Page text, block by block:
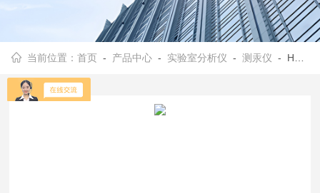
当前位置：首页 - 产品中心 - 实验室分析仪 -测汞仪 - HX-F732-VJ实验检测冷原子吸收测汞仪 汞浓度分析仪